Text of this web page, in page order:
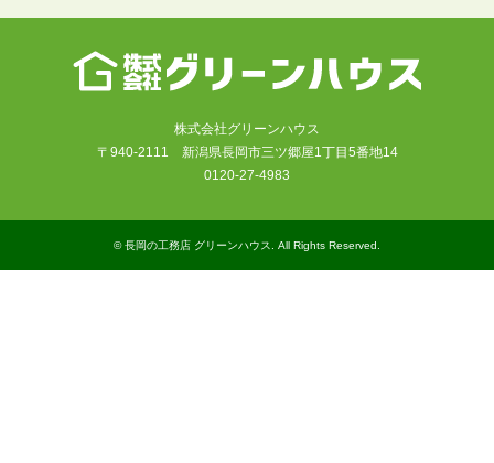
株式会社グリーンハウス
〒940-2111 新潟県長岡市三ツ郷屋1丁目5番地14
0120-27-4983
©長岡の工務店 グリーンハウス. All Rights Reserved.